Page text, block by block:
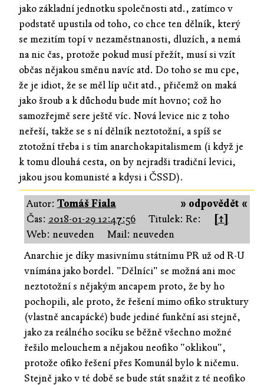
jako základní jednotku společnosti atd., zatímco v
podstatě upustila od toho, co chce ten dělník, který
se mezitím topí v nezaměstnanosti, dluzích, a nemá
na nic čas, protože pokud musí přežít, musí si vzít
občas nějakou směnu navíc atd. Do toho se mu cpe,
že je idiot, že se měl líp učit atd., přičemž on maká
jako šroub a k důchodu bude mít hovno; což ho
samozřejmě sere ještě víc. Nová levice nic z toho
neřeší, takže se s ní dělník neztotožní, a spíš se
ztotožní třeba i s tím anarchokapitalismem (i když je
k tomu dlouhá cesta, on by nejradši tradiční levici,
jakou jsou komunisté a kdysi i ČSSD).
» odpovědět «
Autor: Tomáš Fiala
Čas: 2018-01-29 12:47:56 Titulek: Re:
[↑]
Web: neuveden
Mail: neuveden
Anarchie je díky masivnímu státnímu PR už od R-U
vnímána jako bordel. "Dělníci" se možná ani moc
neztotožní s nějakým ancapem proto, že by ho
pochopili, ale proto, že řešení mimo ofiko struktury
(vlastně ancapácké) bude jediné funkční asi stejně,
jako za reálného socíku se běžně všechno možné
řešilo melouchem a nějakou neofiko "oklikou",
protože ofiko řešení přes Komunál bylo k ničemu.
Stejně jako v té době se bude stát snažit z té neofiko